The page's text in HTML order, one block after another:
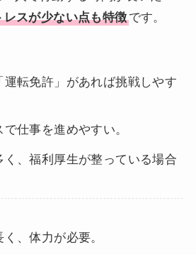
スが少ない点も特徴です。
運転免許」があれば挑戦しやす
仕事を進めやすい。
く、福利厚生が整っている場合
、体力が必要。